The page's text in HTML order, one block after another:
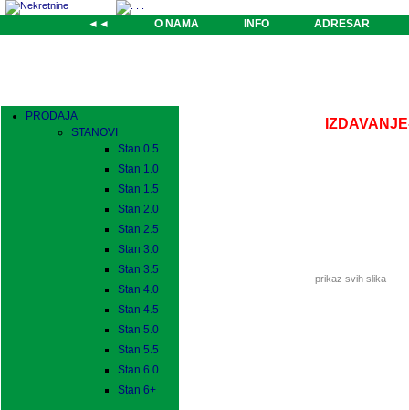
◄◄ O NAMA INFO ADRESAR
PRODAJA
STANOVI
Stan 0.5
Stan 1.0
Stan 1.5
Stan 2.0
Stan 2.5
Stan 3.0
Stan 3.5
Stan 4.0
Stan 4.5
Stan 5.0
Stan 5.5
Stan 6.0
Stan 6+
prikaz svih slika